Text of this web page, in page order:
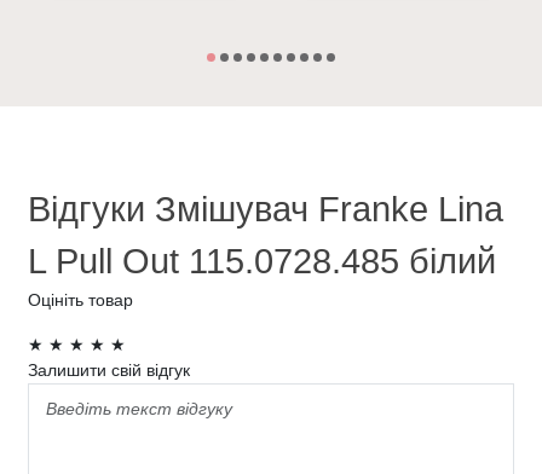
Відгуки Змішувач Franke Lina
L Pull Out 115.0728.485 білий
Оцініть товар
★ ★ ★ ★ ★
Залишити свій відгук